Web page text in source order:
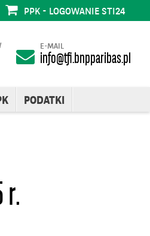
PPK - LOGOWANIE STI24
E-MAIL
info@tfi.bnpparibas.pl
PODATKI